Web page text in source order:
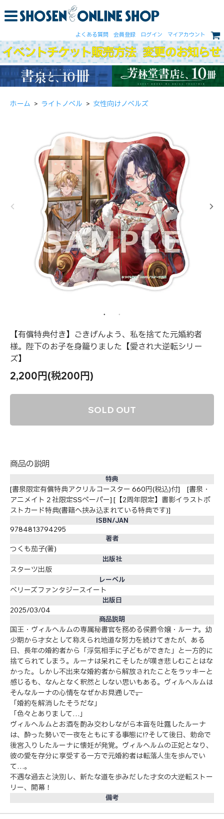
よくある質問 会員登録 ログイン マイアカウント
ホーム > ライトノベル > 女性向けノベルズ
【有償特典付き】ごきげんよう、私を捨てた元婚約者
様。陛下のお子を身籠りました【愛され大逆転シリー
ズ】
2,200円(税200円)
SOLD OUT
商品の説明
特典
[書泉限定有償特典アクリルコースター 660円(税込)付] [書泉・
アニメイト２社限定SSペーパー] [【2周年限定】書影イラストポ
ストカード特典(書籍へ挟み込まれている特典です)]
ISBN/JAN
9784813794295
著者
つくも茄子(著)
出版社
スターツ出版
レーベル
ベリーズファンタジースイート
出版日
2025/03/04
商品説明
国王・ヴィルヘルムの専属秘書官を務める侯爵令嬢・ルーナ。幼
少期から才女として称えられ地道な努力を続けてきたが、ある
日、長年の婚約者から「浮気相手に子どもができた」と一方的に
捨てられてしまう。ルーナは呆れこそしたが嘆き悲しむことはな
かった。しかし不出来な婚約者から解放されたことをラッキーと
感じるも、なんとなく釈然としない思いもある。ヴィルヘルムは
そんなルーナの心情をなぜかお見通しで──。
「婚約を解消したそうだな」
「色々とありまして…」
ヴィルヘルムとお酒を酌み交わしながら本音を吐露したルーナ
は、酔った勢いで一夜をともにする事態に!?そして後日、勅命で
後宮入りしたルーナに懐妊が発覚。ヴィルヘルムの正妃となり、
彼の愛を存分に享受する一方で元婚約者は転落人生を歩んでい
て…。
不遇な過去と決別し、新たな道を歩みだした才女の大逆転ストー
リー、開幕！
備考